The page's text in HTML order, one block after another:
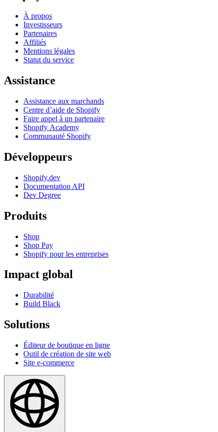
À propos
Investisseurs
Partenaires
Affiliés
Mentions légales
Statut du service
Assistance
Assistance aux marchands
Centre d’aide de Shopify
Faire appel à un partenaire
Shopify Academy
Communauté Shopify
Développeurs
Shopify.dev
Documentation API
Dev Degree
Produits
Shop
Shop Pay
Shopify pour les entreprises
Impact global
Durabilité
Build Black
Solutions
Éditeur de boutique en ligne
Outil de création de site web
Site e-commerce